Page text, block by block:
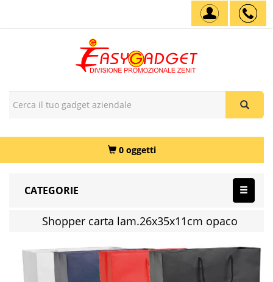
0 oggetti
CATEGORIE
Shopper carta lam.26x35x11cm opaco